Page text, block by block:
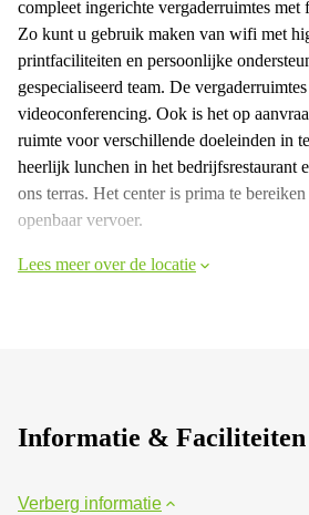
compleet ingerichte vergaderruimtes
Zo kunt u gebruik maken van wifi met
printfaciliteiten en persoonlijke
gespecialiseerd team. De
videoconferencing. Ook is het op
ruimte voor verschillende doeleinden in
heerlijk lunchen in het bedrijfsrestaurant
ons terras. Het center is prima te
openbaar vervoer.
Lees meer over de locatie
Informatie & Faciliteiten
Verberg informatie